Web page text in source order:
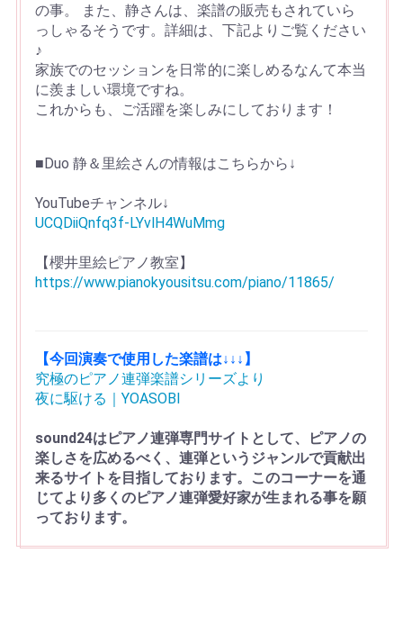
の事。 また、静さんは、楽譜の販売もされていら
っしゃるそうです。詳細は、下記よりご覧ください
♪
家族でのセッションを日常的に楽しめるなんて本当
に羨ましい環境ですね。
これからも、ご活躍を楽しみにしております！
■Duo 静＆里絵さんの情報はこちらから↓
YouTubeチャンネル↓
UCQDiiQnfq3f-LYvlH4WuMmg
【櫻井里絵ピアノ教室】
https://www.pianokyousitsu.com/piano/11865/
【今回演奏で使用した楽譜は↓↓↓】
究極のピアノ連弾楽譜シリーズより
夜に駆ける｜YOASOBI
sound24はピアノ連弾専門サイトとして、ピアノの
楽しさを広めるべく、連弾というジャンルで貢献出
来るサイトを目指しております。このコーナーを通
じてより多くのピアノ連弾愛好家が生まれる事を願
っております。